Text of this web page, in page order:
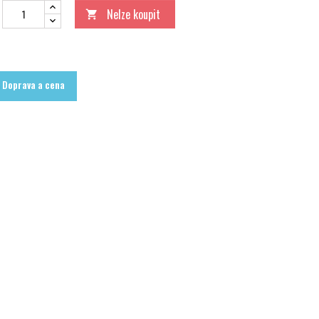
 Nelze koupit
Doprava a cena